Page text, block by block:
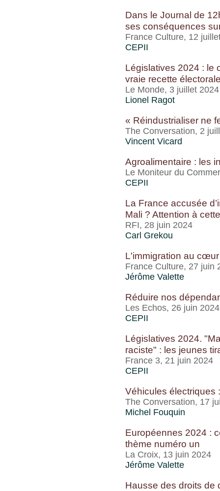
Dans le Journal de
ses conséquences
France Culture, 12
CEPII
Législatives 2024 : le
vraie recette
Le Monde, 3 juillet 2024
Lionel Ragot
« Réindustrialiser ne
The Conversation, 2
Vincent Vicard
Agroalimentaire : les
Le Moniteur du
CEPII
La France accusée
Mali ? Attention à
RFI, 28 juin 2024
Carl Grekou
L'immigration au
France Culture, 27 juin
Jérôme Valette
Réduire nos
Les Echos, 26 juin 2024
CEPII
Législatives 2024.
raciste" : les jeunes
France 3, 21 juin 2024
CEPII
Véhicules électriques
The Conversation, 17
Michel Fouquin
Européennes 2024 :
thème numéro un
La Croix, 13 juin 2024
Jérôme Valette
Hausse des droits de